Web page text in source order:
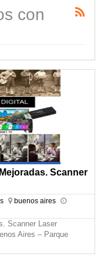
con
Scanner
buenos aires
Scanner Laser
Aires – Parque